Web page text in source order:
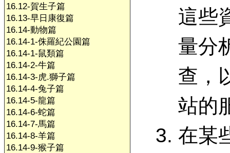
16.12-賀生子篇
16.13-早日康復篇
16.14-動物篇
16.14-1-侏羅紀公園篇
16.14-1-鼠類篇
16.14-2-牛篇
16.14-3-虎.獅子篇
16.14-4-兔子篇
16.14-5-龍篇
16.14-6-蛇篇
16.14-7-馬篇
16.14-8-羊篇
16.14-9-猴子篇
這些
量分
查，
站的
在某